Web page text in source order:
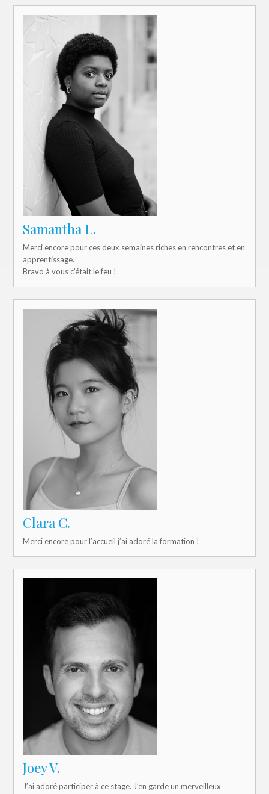
Samantha L.
Merci encore pour ces deux semaines riches en rencontres et en
apprentissage.
Bravo à vous c’était le feu !
Clara C.
Merci encore pour l’accueil j’ai adoré la formation !
Joey V.
J’ai adoré participer à ce stage. J’en garde un merveilleux